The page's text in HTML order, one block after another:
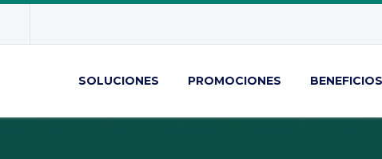
SOLUCIONES PROMOCIONES BENEFICIOS